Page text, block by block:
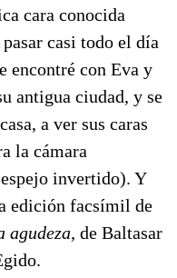
cara conocida
casi todo el día
encontré con Eva y
antigua ciudad, y se
a ver sus caras
la cámara
invertido). Y
edición facsímil de
agudeza, de Baltasar